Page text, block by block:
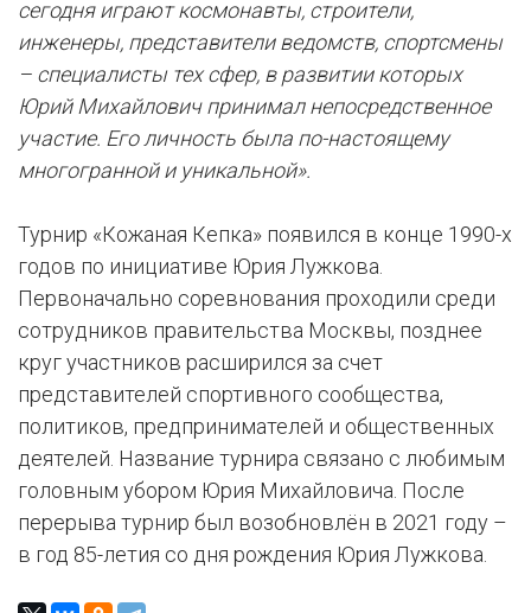
сегодня играют космонавты, строители,
инженеры, представители ведомств, спортсмены
– специалисты тех сфер, в развитии которых
Юрий Михайлович принимал непосредственное
участие. Его личность была по-настоящему
многогранной и уникальной».
Турнир «Кожаная Кепка» появился в конце 1990-х
годов по инициативе Юрия Лужкова.
Первоначально соревнования проходили среди
сотрудников правительства Москвы, позднее
круг участников расширился за счет
представителей спортивного сообщества,
политиков, предпринимателей и общественных
деятелей. Название турнира связано с любимым
головным убором Юрия Михайловича. После
перерыва турнир был возобновлён в 2021 году –
в год 85-летия со дня рождения Юрия Лужкова.